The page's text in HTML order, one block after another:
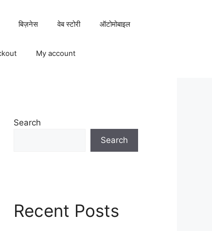
बिज़नेस वेब स्टोरी ऑटोमोबाइल
My account
Search
Search
Recent Posts